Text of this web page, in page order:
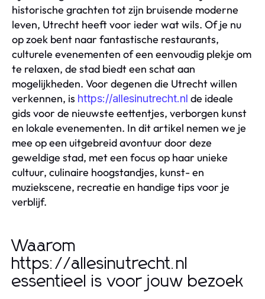
historische grachten tot zijn bruisende moderne
leven, Utrecht heeft voor ieder wat wils. Of je nu
op zoek bent naar fantastische restaurants,
culturele evenementen of een eenvoudig plekje om
te relaxen, de stad biedt een schat aan
mogelijkheden. Voor degenen die Utrecht willen
verkennen, is https://allesinutrecht.nl de ideale
gids voor de nieuwste eettentjes, verborgen kunst
en lokale evenementen. In dit artikel nemen we je
mee op een uitgebreid avontuur door deze
geweldige stad, met een focus op haar unieke
cultuur, culinaire hoogstandjes, kunst- en
muziekscene, recreatie en handige tips voor je
verblijf.
Waarom
https://allesinutrecht.nl
essentieel is voor jouw bezoek